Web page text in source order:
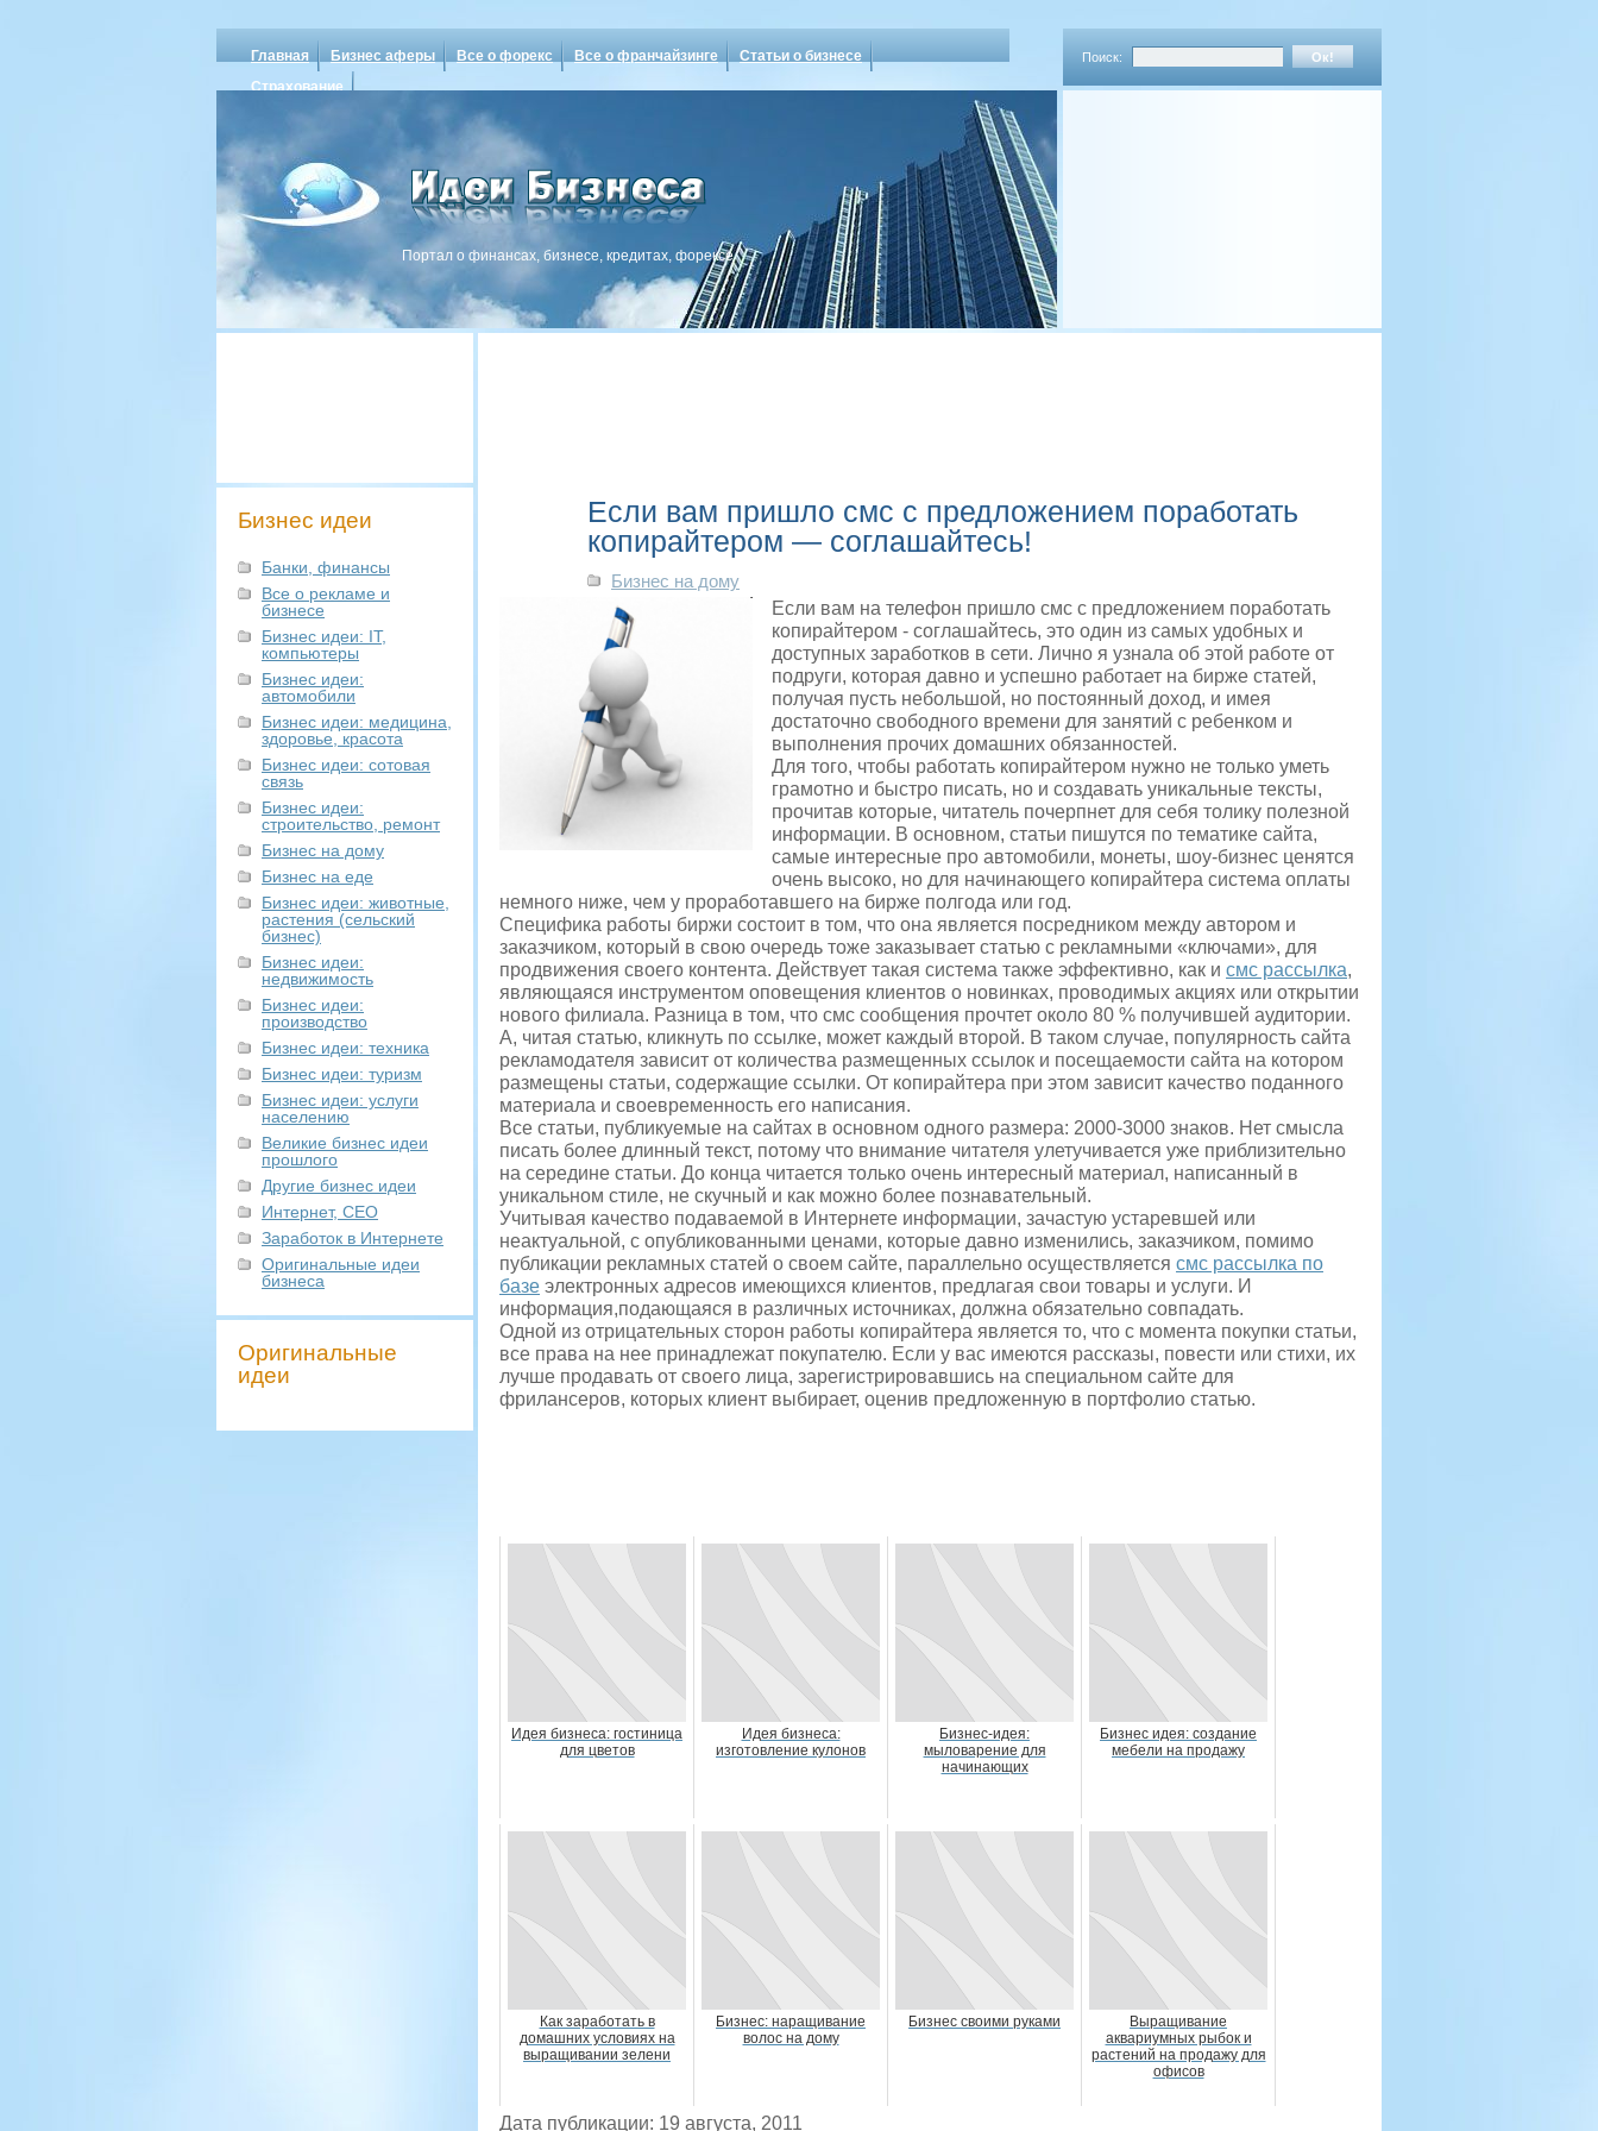
Главная Бизнес аферы Все о форекс Все о франчайзинге
Статьи о бизнесе
Страхование
Поиск:
Портал о финансах, бизнесе, кредитах, форексе
Бизнес идеи
Банки, финансы
Все о рекламе и
бизнесе
Бизнес идеи: IT,
компьютеры
Бизнес идеи:
автомобили
Бизнес идеи: медицина,
здоровье, красота
Бизнес идеи: сотовая
связь
Бизнес идеи:
строительство, ремонт
Бизнес на дому
Бизнес на еде
Бизнес идеи: животные,
растения (сельский
бизнес)
Бизнес идеи:
недвижимость
Бизнес идеи:
производство
Бизнес идеи: техника
Бизнес идеи: туризм
Бизнес идеи: услуги
населению
Великие бизнес идеи
прошлого
Другие бизнес идеи
Интернет, СЕО
Заработок в Интернете
Оригинальные идеи
бизнеса
Оригинальные
идеи
Если вам пришло смс с предложением поработать
копирайтером — соглашайтесь!
Бизнес на дому
Если вам на телефон пришло смс с предложением поработать
копирайтером - соглашайтесь, это один из самых удобных и
доступных заработков в сети. Лично я узнала об этой работе от
подруги, которая давно и успешно работает на бирже статей,
получая пусть небольшой, но постоянный доход, и имея
достаточно свободного времени для занятий с ребенком и
выполнения прочих домашних обязанностей.
Для того, чтобы работать копирайтером нужно не только уметь
грамотно и быстро писать, но и создавать уникальные тексты,
прочитав которые, читатель почерпнет для себя толику полезной
информации. В основном, статьи пишутся по тематике сайта,
самые интересные про автомобили, монеты, шоу-бизнес ценятся
очень высоко, но для начинающего копирайтера система оплаты
немного ниже, чем у проработавшего на бирже полгода или год.
Специфика работы биржи состоит в том, что она является посредником между автором и
заказчиком, который в свою очередь тоже заказывает статью с рекламными «ключами», для
продвижения своего контента. Действует такая система также эффективно, как и смс рассылка,
являющаяся инструментом оповещения клиентов о новинках, проводимых акциях или открытии
нового филиала. Разница в том, что смс сообщения прочтет около 80 % получившей аудитории.
А, читая статью, кликнуть по ссылке, может каждый второй. В таком случае, популярность сайта
рекламодателя зависит от количества размещенных ссылок и посещаемости сайта на котором
размещены статьи, содержащие ссылки. От копирайтера при этом зависит качество поданного
материала и своевременность его написания.
Все статьи, публикуемые на сайтах в основном одного размера: 2000-3000 знаков. Нет смысла
писать более длинный текст, потому что внимание читателя улетучивается уже приблизительно
на середине статьи. До конца читается только очень интересный материал, написанный в
уникальном стиле, не скучный и как можно более познавательный.
Учитывая качество подаваемой в Интернете информации, зачастую устаревшей или
неактуальной, с опубликованными ценами, которые давно изменились, заказчиком, помимо
публикации рекламных статей о своем сайте, параллельно осуществляется смс рассылка по
базе электронных адресов имеющихся клиентов, предлагая свои товары и услуги. И
информация,подающаяся в различных источниках, должна обязательно совпадать.
Одной из отрицательных сторон работы копирайтера является то, что с момента покупки статьи,
все права на нее принадлежат покупателю. Если у вас имеются рассказы, повести или стихи, их
лучше продавать от своего лица, зарегистрировавшись на специальном сайте для
фрилансеров, которых клиент выбирает, оценив предложенную в портфолио статью.
Идея бизнеса: гостиница
для цветов
Идея бизнеса:
изготовление кулонов
Бизнес-идея:
мыловарение для
начинающих
Бизнес идея: создание
мебели на продажу
Как заработать в
домашних условиях на
выращивании зелени
Бизнес: наращивание
волос на дому
Бизнес своими руками
Выращивание
аквариумных рыбок и
растений на продажу для
офисов
Дата публикации: 19 августа, 2011